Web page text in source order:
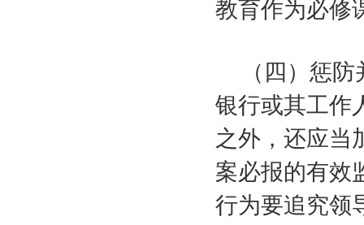
教育作为必修
（四）惩
银行或其工作
之外，还应当
案必报的有效
行为要追究领